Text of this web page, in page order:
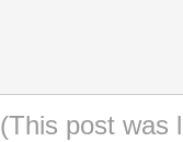
(This post was